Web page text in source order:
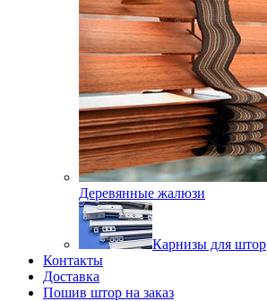
Деревянные жалюзи
Карнизы для штор
Контакты
Доставка
Пошив штор на заказ